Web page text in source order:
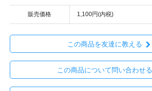
販売価格 1,100円(内税)
この商品を友達に教える
この商品について問い合わせる